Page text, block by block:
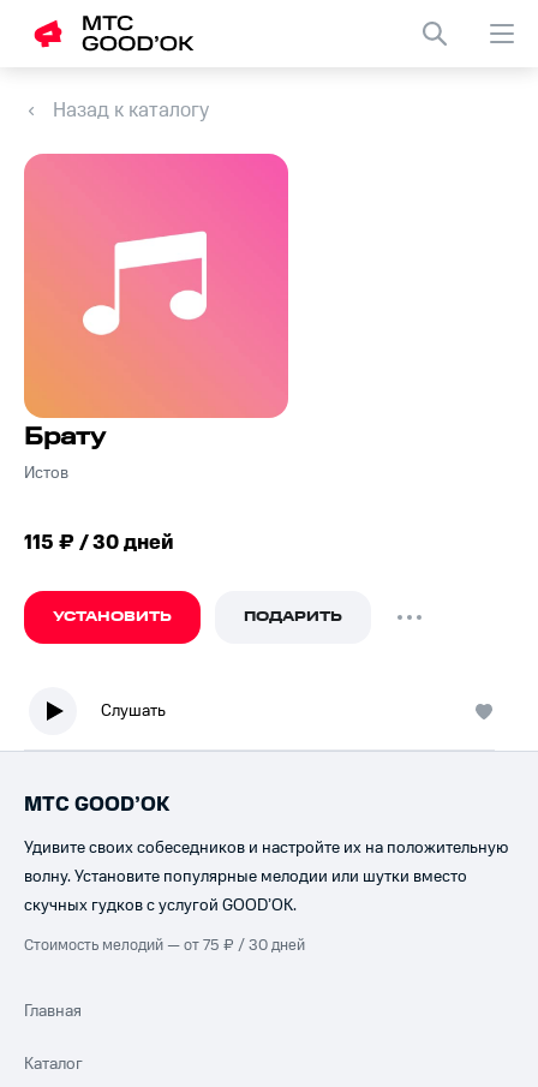
Назад к каталогу
Брату
Истов
115 ₽ / 30 дней
УСТАНОВИТЬ ПОДАРИТЬ
Слушать
МТС GOOD’OK
Удивите своих собеседников и настройте их на положительную
волну. Установите популярные мелодии или шутки вместо
скучных гудков с услугой GOOD’OK.
Стоимость мелодий — от 75 ₽ / 30 дней
Главная
Каталог